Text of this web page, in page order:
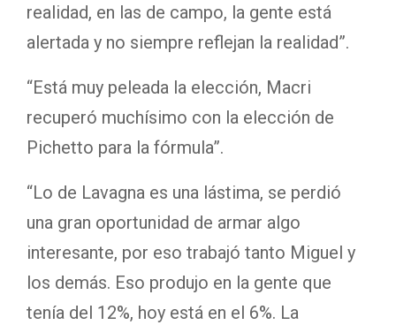
realidad, en las de campo, la gente está
alertada y no siempre reflejan la realidad”.
“Está muy peleada la elección, Macri
recuperó muchísimo con la elección de
Pichetto para la fórmula”.
“Lo de Lavagna es una lástima, se perdió
una gran oportunidad de armar algo
interesante, por eso trabajó tanto Miguel y
los demás. Eso produjo en la gente que
tenía del 12%, hoy está en el 6%. La